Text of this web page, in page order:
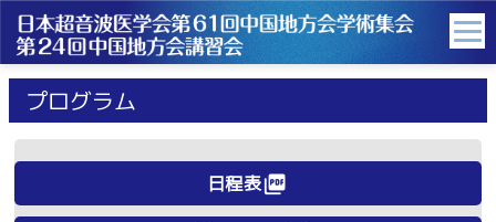
プログラム
日程表picture_as_pdf